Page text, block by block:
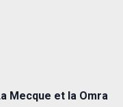
Mecque et la Omra